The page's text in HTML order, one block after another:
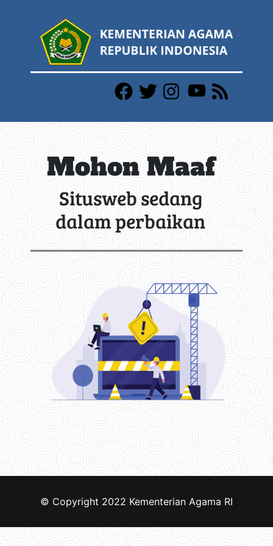
Mohon Maaf
Situsweb sedang
dalam perbaikan
© Copyright 2022 Kementerian Agama RI